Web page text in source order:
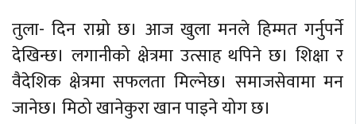
तुला- दिन राम्रो छ। आज खुला मनले हिम्मत गर्नुपर्ने
देखिन्छ। लगानीको क्षेत्रमा उत्साह थपिने छ। शिक्षा र
वैदेशिक क्षेत्रमा सफलता मिल्नेछ। समाजसेवामा मन
जानेछ। मिठो खानेकुरा खान पाइने योग छ।